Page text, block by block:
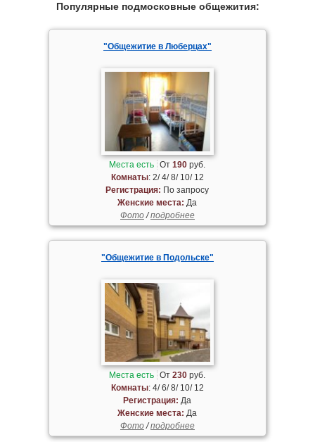
Популярные подмосковные общежития:
"Общежитие в Люберцах"
Места есть От190 руб.
Комнаты: 2/ 4/ 8/ 10/ 12
Регистрация: По запросу
Женские места: Да
Фото/подробнее
"Общежитие в Подольске"
Места есть От230 руб.
Комнаты: 4/ 6/ 8/ 10/ 12
Регистрация: Да
Женские места: Да
Фото/подробнее